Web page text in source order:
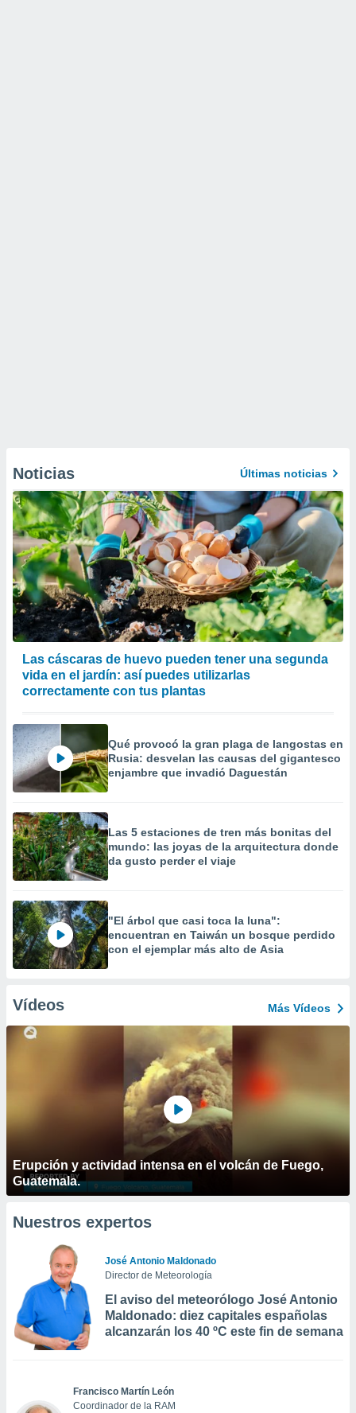
Noticias Últimas noticias
Las cáscaras de huevo pueden tener una segunda
vida en el jardín: así puedes utilizarlas
correctamente con tus plantas
Qué provocó la gran plaga de langostas en
Rusia: desvelan las causas del gigantesco
enjambre que invadió Daguestán
Las 5 estaciones de tren más bonitas del
mundo: las joyas de la arquitectura donde
da gusto perder el viaje
"El árbol que casi toca la luna":
encuentran en Taiwán un bosque perdido
con el ejemplar más alto de Asia
Vídeos Más Vídeos
Erupción y actividad intensa en el volcán de Fuego,
Guatemala.
Nuestros expertos
José Antonio Maldonado
Director de Meteorología
El aviso del meteorólogo José Antonio
Maldonado: diez capitales españolas
alcanzarán los 40 ºC este fin de semana
Francisco Martín León
Coordinador de la RAM